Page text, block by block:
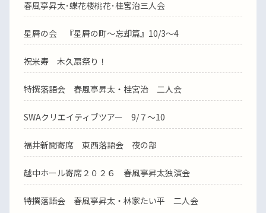
春風亭昇太･蝶花楼桃花･桂宮治三人会
星屑の会 『星屑の町～忘却篇』10/3～4
祝米寿 木久扇祭り！
特撰落語会 春風亭昇太・桂宮治 二人会
SWAクリエイティブツアー 9/７～10
福井新聞寄席 東西落語会 夜の部
越中ホール寄席２０２６ 春風亭昇太独演会
特撰落語会 春風亭昇太・林家たい平 二人会